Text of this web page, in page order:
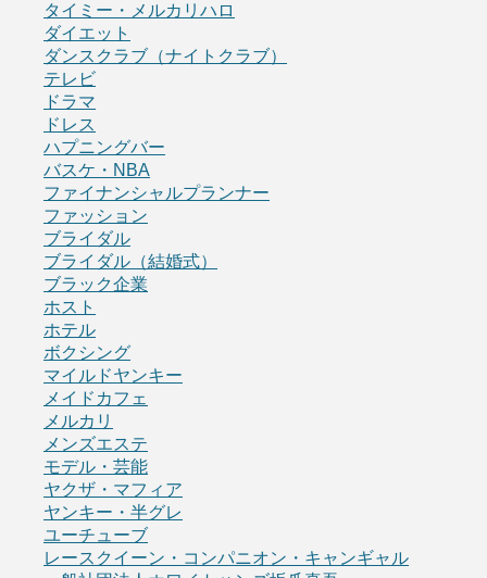
タイミー・メルカリハロ
ダイエット
ダンスクラブ（ナイトクラブ）
テレビ
ドラマ
ドレス
ハプニングバー
バスケ・NBA
ファイナンシャルプランナー
ファッション
ブライダル
ブライダル（結婚式）
ブラック企業
ホスト
ホテル
ボクシング
マイルドヤンキー
メイドカフェ
メルカリ
メンズエステ
モデル・芸能
ヤクザ・マフィア
ヤンキー・半グレ
ユーチューブ
レースクイーン・コンパニオン・キャンギャル